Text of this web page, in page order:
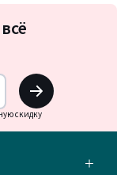
OK
скидку